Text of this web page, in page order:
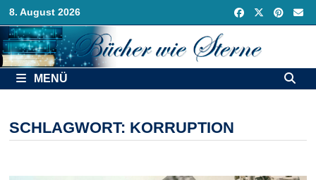
Zurück
zum
Inhalt
8. August 2026
MENÜ
SCHLAGWORT: KORRUPTION